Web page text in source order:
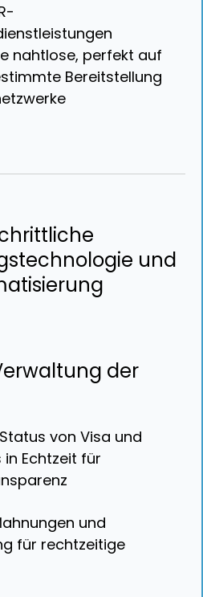
nahtlose, perfekt auf
Bereitstellung
und
der
von Visa und
Echtzeit für
und
für rechtzeitige